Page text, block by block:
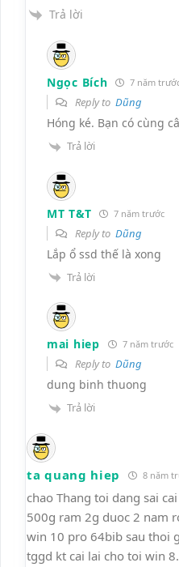
Trả lời
Ngọc Bích 7 năm
Reply to Dũng
Hóng ké. Bạn có cùng
Trả lời
MT T&T 7 năm trước
Reply to Dũng
Lắp ổ ssd thế là xong
Trả lời
mai hiep 7 năm trước
Reply to Dũng
dung binh thuong
Trả lời
ta quang hiep 8 năm
chao Thang toi dang sai
500g ram 2g duoc 2 nam
win 10 pro 64bib sau thoi
tggd kt cai lai cho toi win